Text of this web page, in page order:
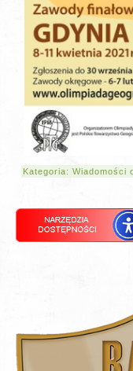
Kategoria:Wiadomości